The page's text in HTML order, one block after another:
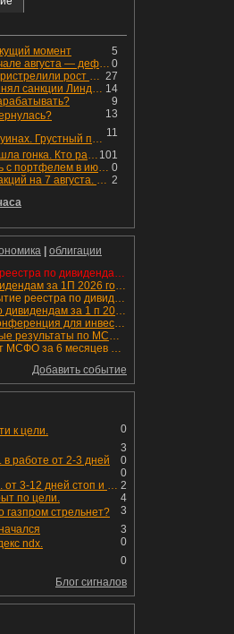
5
момент
0
Инфляция в начале августа — дефляция из-за топлива и плодоовощной корзины, но услуги продолжают дорожать, а рубль начал ослабевать.
27
Санкции США пристрелили рост акций в России
14
Сенат США принял санкции Линдси Грэма против России
9
13
11
⛽️Евротранс в руинах. Грустный пост😶😞 Что изменилось в облигациях?
101
Путь к 1500. Пошла гонка. Кто раньше продаст.
0
🎥Что случилось с портфелем в июле - честный разбор / Инвестировать Просто
2
Мой портфель акций на 7 августа. Покупки активов и реинвестирование дивидендов. Создание пассивного дохода
облигации
T: закрытие реестра по дивидендам 4.6 руб
T: СД по дивидендам за 1П 2026 года.
AKRN: закрытие реестра по дивидендам 235 руб
RUAL: СД по дивидендам за 1 п 2026 года.
T: Онлайн-конференция для инвесторов и аналитиков
T: Финансовые результаты по МСФО за 2к 2026 года
RTKM: Отчет МСФО за 6 месяцев 2026 года
Добавить событие
0
к цели.
3
0
работе от 2-3 дней
0
2
ED 9-26 В работе. от 3-12 дней стоп и профит установлен
4
по цели.
3
газпром стрельнет?
3
0
ndx.
0
Блог сигналов